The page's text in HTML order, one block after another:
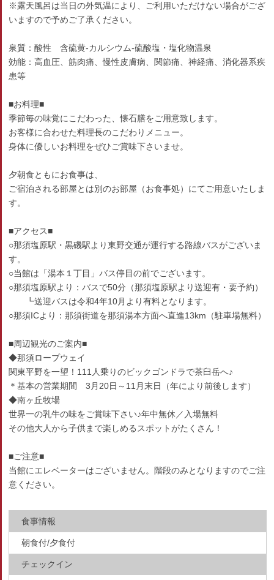
※露天風呂は当日の外気温により、ご利用いただけない場合がござ
いますので予めご了承ください。
泉質：酸性 含硫黄-カルシウム-硫酸塩・塩化物温泉
効能：高血圧、筋肉痛、慢性皮膚病、関節痛、神経痛、消化器系疾
患等
■お料理■
季節毎の味覚にこだわった、懐石膳をご用意致します。
お客様に合わせた料理長のこだわりメニュー。
身体に優しいお料理をぜひご賞味下さいませ。
夕朝食ともにお食事は、
ご宿泊される部屋とは別のお部屋（お食事処）にてご用意いたしま
す。
■アクセス■
○那須塩原駅・黒磯駅より東野交通が運行する路線バスがございま
す。
○当館は「湯本１丁目」バス停目の前でございます。
○那須塩原駅より：バスで50分（那須塩原駅より送迎有・要予約）
┗送迎バスは令和4年10月より有料となります。
○那須ICより：那須街道を那須湯本方面へ直進13km（駐車場無料）
■周辺観光のご案内■
◆那須ロープウェイ
関東平野を一望！111人乗りのビックゴンドラで茶臼岳へ♪
＊基本の営業期間 3月20日～11月末日（年により前後します）
◆南ヶ丘牧場
世界一の乳牛の味をご賞味下さい♪年中無休／入場無料
その他大人から子供まで楽しめるスポットがたくさん！
■ご注意■
当館にエレベーターはございません。階段のみとなりますのでご注
意ください。
食事情報
朝食付/夕食付
チェックイン